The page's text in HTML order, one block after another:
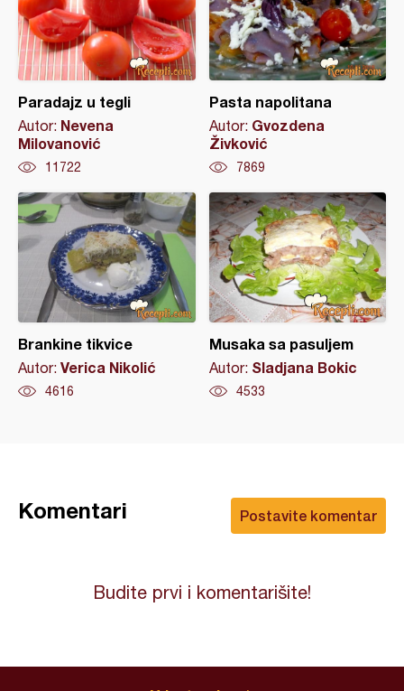
Paradajz u tegli
Autor: Nevena
Milovanović
11722
Pasta napolitana
Autor: Gvozdena
Živković
7869
Brankine tikvice
Autor: Verica Nikolić
4616
Musaka sa pasuljem
Autor: Sladjana Bokic
4533
Postavite komentar
Komentari
Budite prvi i komentarišite!